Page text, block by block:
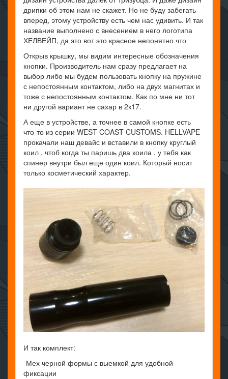
дрипки об этом нам не скажет. Но не буду забегать
вперед, этому устройству есть чем нас удивить. И так
название выполнено с внесением в него логотипа
ХЕЛВЕЙП, да это вот это красное непонятно что
Открыв крышку, мы видим интересные обозначения
кнопки. Производитель нам сразу предлагает на
выбор либо мы будем пользовать кнопку на пружине
с непостоянным контактом, либо на двух магнитах и
тоже с непостоянным контактом. Как по мне ни тот
ни другой вариант не сахар в 2к17.
А еще в устройстве, а точнее в самой кнопке есть
что-то из серии WEST COAST CUSTOMS. HELLVAPE
прокачали наш девайс и вставили в кнопку круглый
коил , чтоб когда ты паришь два коила , у тебя как
спинер внутри был еще один коил. Который носит
только косметический характер.
И так комплект:
-Мех черной формы с выемкой для удобной
фиксации